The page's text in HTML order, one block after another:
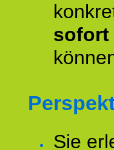
sofort
Sie